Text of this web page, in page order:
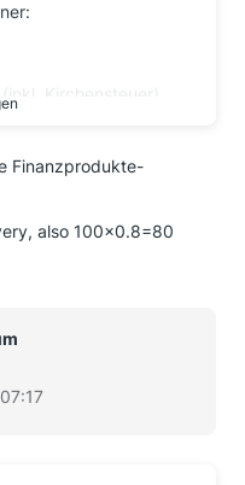
Kirchensteuer)
und das Geld
der Zeitspanne
Crash hat keine
Finanzprodukte-
also 100×0.8=80